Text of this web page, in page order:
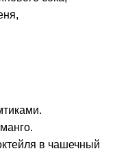
в чашечный